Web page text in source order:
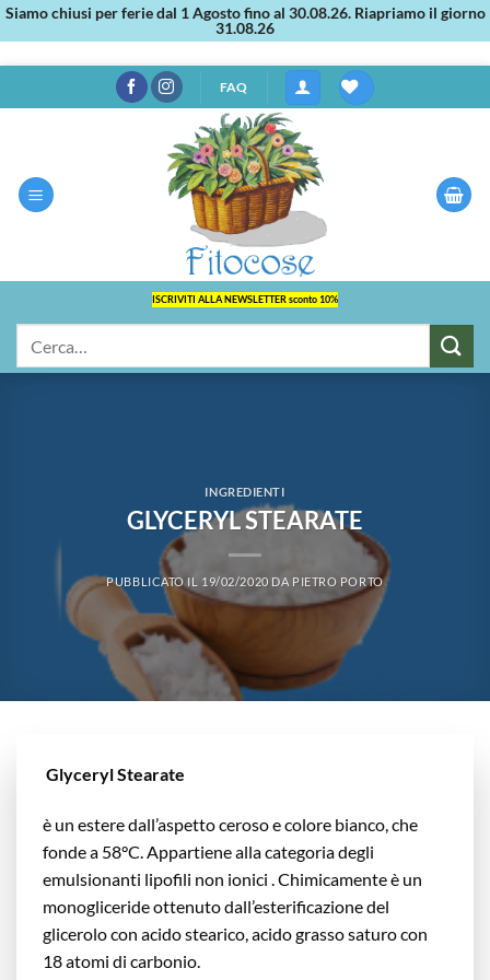
Siamo chiusi per ferie dal 1 Agosto fino al 30.08.26. Riapriamo il giorno
31.08.26
ai
FAQ
ISCRIVITI ALLA NEWSLETTER sconto 10%
INGREDIENTI
GLYCERYL STEARATE
PUBBLICATO IL 19/02/2020 DA PIETRO PORTO
Glyceryl Stearate
è un estere dall’aspetto ceroso e colore bianco, che
fonde a 58°C. Appartiene alla categoria degli
emulsionanti lipofili non ionici . Chimicamente è un
monogliceride ottenuto dall’esterificazione del
glicerolo con acido stearico, acido grasso saturo con
18 atomi di carbonio.